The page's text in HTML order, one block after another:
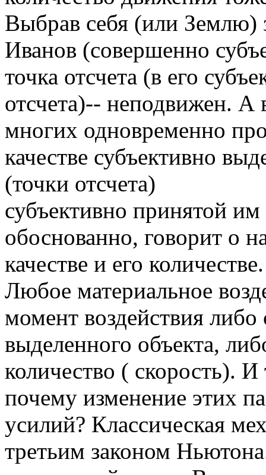
Выбрав себя (или Землю)
Иванов (совершенно
точка отсчета (в его
отсчета)-- неподвижен. А
многих одновременно
качестве субъективно
(точки отсчета)
субъективно принятой им
обоснованно, говорит о
качестве и его количестве.
Любое материальное
момент воздействия либо
выделенного объекта,
количество ( скорость). И
почему изменение этих
усилий? Классическая
третьим законом